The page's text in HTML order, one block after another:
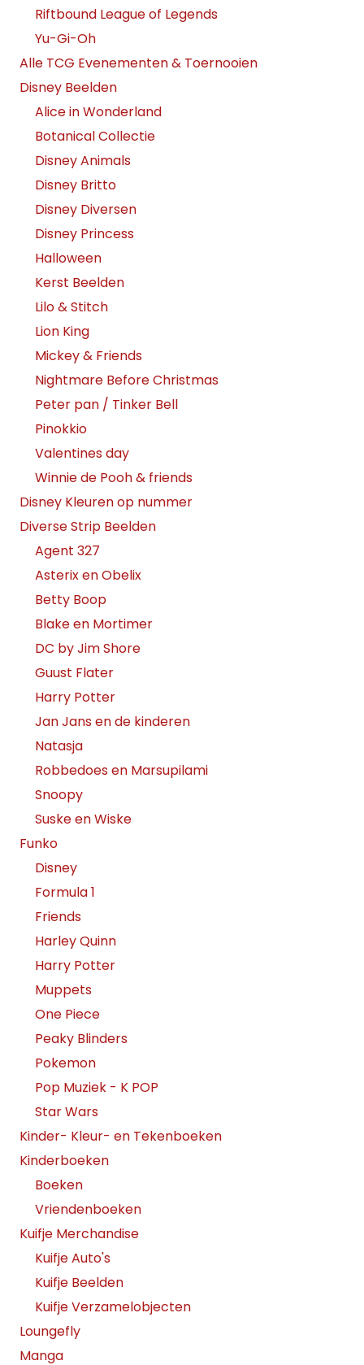
Riftbound League of Legends
Yu-Gi-Oh
Alle TCG Evenementen & Toernooien
Disney Beelden
Alice in Wonderland
Botanical Collectie
Disney Animals
Disney Britto
Disney Diversen
Disney Princess
Halloween
Kerst Beelden
Lilo & Stitch
Lion King
Mickey & Friends
Nightmare Before Christmas
Peter pan / Tinker Bell
Pinokkio
Valentines day
Winnie de Pooh & friends
Disney Kleuren op nummer
Diverse Strip Beelden
Agent 327
Asterix en Obelix
Betty Boop
Blake en Mortimer
DC by Jim Shore
Guust Flater
Harry Potter
Jan Jans en de kinderen
Natasja
Robbedoes en Marsupilami
Snoopy
Suske en Wiske
Funko
Disney
Formula 1
Friends
Harley Quinn
Harry Potter
Muppets
One Piece
Peaky Blinders
Pokemon
Pop Muziek - K POP
Star Wars
Kinder- Kleur- en Tekenboeken
Kinderboeken
Boeken
Vriendenboeken
Kuifje Merchandise
Kuifje Auto's
Kuifje Beelden
Kuifje Verzamelobjecten
Loungefly
Manga